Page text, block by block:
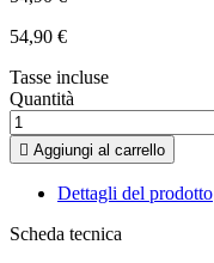
54,90 €
Tasse incluse
Quantità
 Aggiungi al carrello
Dettagli del prodotto
Scheda tecnica